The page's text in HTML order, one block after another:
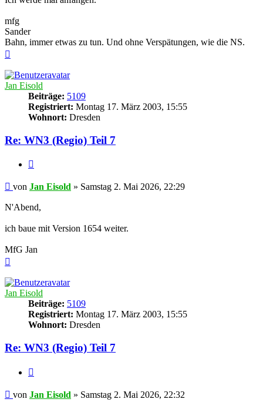
mfg
Sander
Bahn, immer etwas zu tun. Und ohne Verspätungen, wie die NS.
Jan Eisold
Beiträge: 5109
Registriert: Montag 17. März 2003, 15:55
Wohnort: Dresden
Re: WN3 (Regio) Teil 7
Beitrag
von Jan Eisold » Samstag 2. Mai 2026, 22:29
N'Abend,
ich baue mit Version 1654 weiter.
MfG Jan
Jan Eisold
Beiträge: 5109
Registriert: Montag 17. März 2003, 15:55
Wohnort: Dresden
Re: WN3 (Regio) Teil 7
Beitrag
von Jan Eisold » Samstag 2. Mai 2026, 22:32